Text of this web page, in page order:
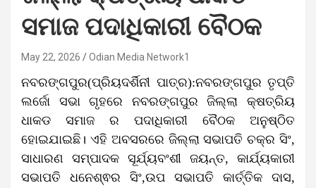
ସମାଜ ପଦାଧିକାରୀ ବୈଠକ
May 22, 2026 Odian Media Network1
ନବରଙ୍ଗପୁର(ପ୍ରିୟଦର୍ଶିନୀ ପାତ୍ର):ନବରଙ୍ଗପୁର ତୃପ୍ତି
ଲର୍ଜୋ ସଭା ଗୃହରେ ନବରଙ୍ଗପୁର ଜିଲ୍ଲା କ୍ଷତ୍ରିୟ
ଧାକଡ ସମାଜ ର ପଦାଧିକାରୀ ବୈଠକ ଅନୁଷ୍ଠିତ
ହୋଇଯାଇଛି। ଏହି ଅବସରରେ ଜିଲ୍ଲା ସଭାପତି ଚକ୍ର ସିଂ,
ସାଧାରଣ ସମ୍ପାଦକ ସୂର୍ଯ୍ୟବଂଶୀ ଜୟନ୍ତ, କାର୍ଯ୍ୟକାରୀ
ସଭାପତି ଧନେଶ୍ଵର ସିଂ,ଉପ ସଭାପତି କାର୍ତ୍ତିକ ଦାସ,